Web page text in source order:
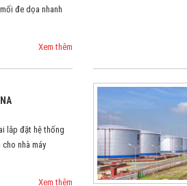
đe dọa nhanh
Xem thêm
lắp đặt hệ thống
nhà máy
Xem thêm